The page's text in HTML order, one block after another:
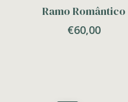
Adicionar
Ramo Romântico
€60,00